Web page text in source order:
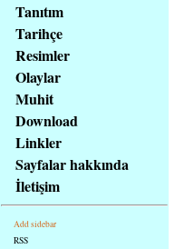
obsah
stránky
Klávesové
zkratky
tomto
webu
základní
Hlavní
strana
Tanıtım
Tarihçe
Resimler
Olaylar
Muhit
Download
Linkler
Sayfalar hakkında
İletişim
Add sidebar
RSS